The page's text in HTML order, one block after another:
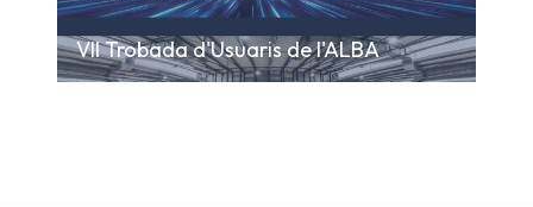
VII Trobada d'Usuaris de l'ALBA